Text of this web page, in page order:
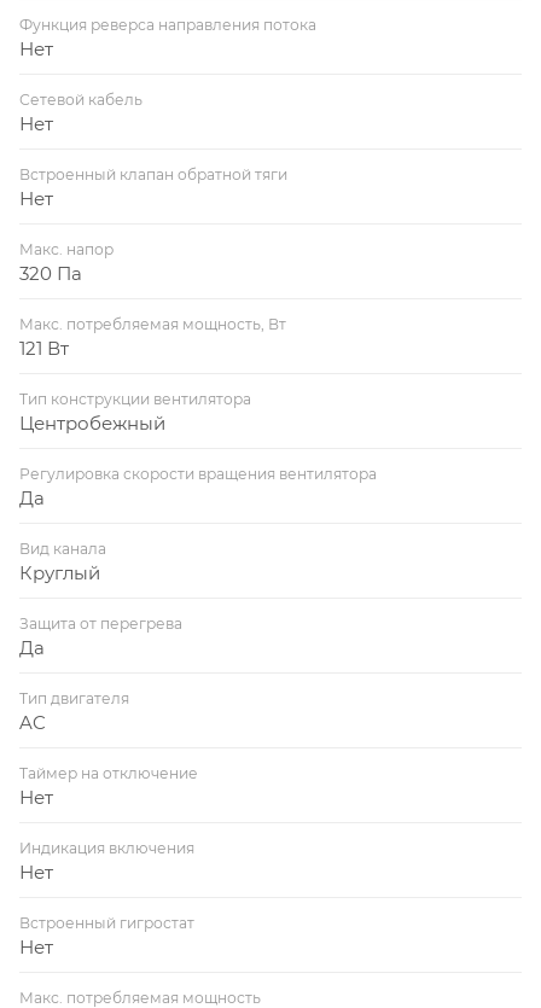
Функция реверса направления потока
Нет
Сетевой кабель
Нет
Встроенный клапан обратной тяги
Нет
Макс. напор
320 Па
Макс. потребляемая мощность, Вт
121 Вт
Тип конструкции вентилятора
Центробежный
Регулировка скорости вращения вентилятора
Да
Вид канала
Круглый
Защита от перегрева
Да
Тип двигателя
AC
Таймер на отключение
Нет
Индикация включения
Нет
Встроенный гигростат
Нет
Макс. потребляемая мощность